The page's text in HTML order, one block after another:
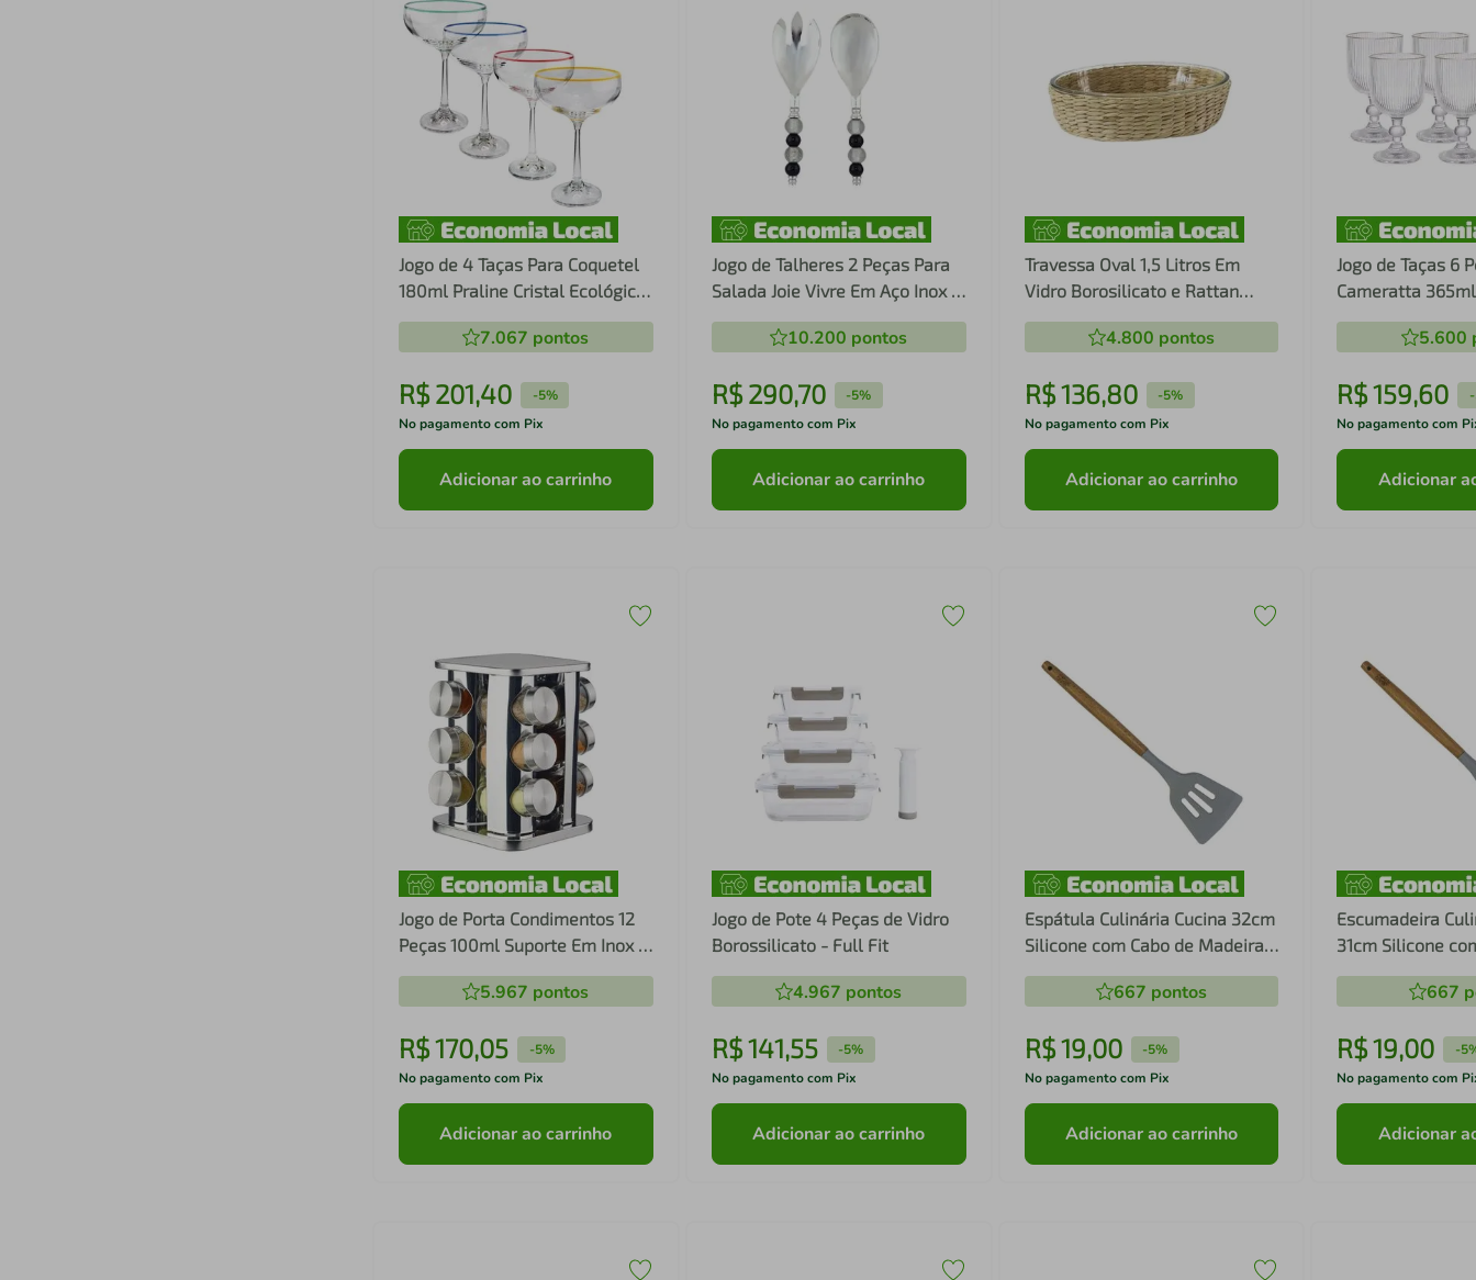
Jogo de 4 Taças Para Coquetel
180ml Praline Cristal Ecológico
- Bohemia
7.067 pontos
R$ 201,40 -5%
No pagamento com Pix
Adicionar ao carrinho
Jogo de Talheres 2 Peças Para
Salada Joie Vivre Em Aço Inox -
Fracalanza
10.200 pontos
R$ 290,70 -5%
No pagamento com Pix
Adicionar ao carrinho
Travessa Oval 1,5 Litros Em
Vidro Borosilicato e Rattan
Vimini - Dynasty
4.800 pontos
R$136,80 -5%
No pagamento com Pix
Adicionar ao carrinho
Jogo de Taças 6
Cameratta
Dourada -
5.600
R$159,60 -
No pagamento com
Adicionar
Jogo de Porta Condimentos 12
Peças 100ml Suporte Em Inox -
Dynasty
5.967 pontos
R$170,05 -5%
No pagamento com Pix
Adicionar ao carrinho
Jogo de Pote 4 Peças de Vidro
Borossilicato - Full Fit
4.967 pontos
R$141,55 -5%
No pagamento com Pix
Adicionar ao carrinho
Espátula Culinária Cucina 32cm
Silicone com Cabo de Madeira -
Fracalanza
667 pontos
R$19,00 -5%
No pagamento com Pix
Adicionar ao carrinho
Escumadeira
31cm Silicone
Madeira -
667
R$19,00 -
No pagamento com
Adicionar